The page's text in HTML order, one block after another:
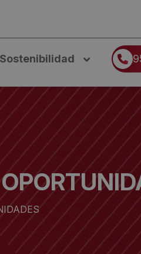
Sostenibilidad